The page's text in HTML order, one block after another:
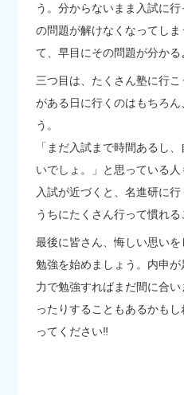
う。分からないまま入試に
の問題が解けなくなってし
て、早目にその問題が分かる
三つ目は、たくさん塾に行
がある日に行くのはもちろ
う。
「まだ入試まで時間あるし
いでしょ。」と思っている人
入試が近づくと、名進研に
うちにたくさん行って慣れる
最後に皆さん、悔しい思い
勉強を始めましょう。内申
力で勉強すればまだ間に合
ったりすることもあるかも
ってください‼